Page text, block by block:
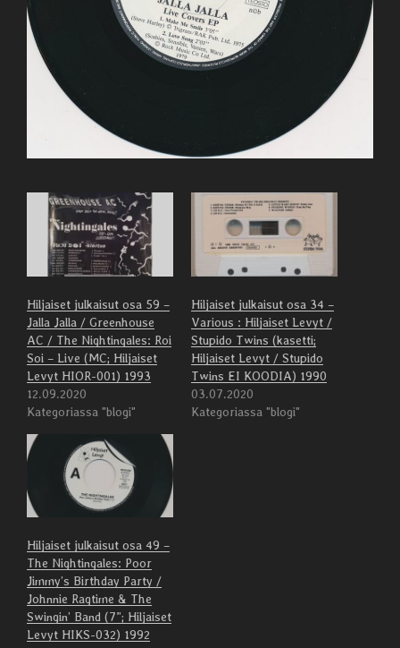
Hiljaiset julkaisut osa 59 –
Jalla Jalla / Greenhouse
AC / The Nightingales: Roi
Soi – Live (MC; Hiljaiset
Levyt HIOR-001) 1993
12.09.2020
Kategoriassa "blogi"
Hiljaiset julkaisut osa 34 –
Various : Hiljaiset Levyt /
Stupido Twins (kasetti;
Hiljaiset Levyt / Stupido
Twins EI KOODIA) 1990
03.07.2020
Kategoriassa "blogi"
Hiljaiset julkaisut osa 49 –
The Nightingales: Poor
Jimmy’s Birthday Party /
Johnnie Ragtime & The
Swingin’ Band (7”; Hiljaiset
Levyt HIKS-032) 1992